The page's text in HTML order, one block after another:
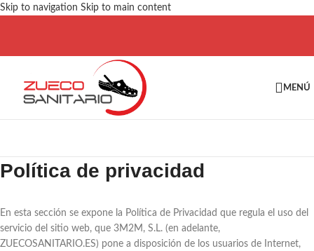
Skip to navigation Skip to main content
MENÚ
Política de privacidad
En esta sección se expone la Política de Privacidad que regula el uso del
servicio del sitio web, que 3M2M, S.L. (en adelante,
ZUECOSANITARIO.ES) pone a disposición de los usuarios de Internet,